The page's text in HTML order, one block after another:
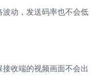
动，发送码率也不会低
收端的视频画面不会出